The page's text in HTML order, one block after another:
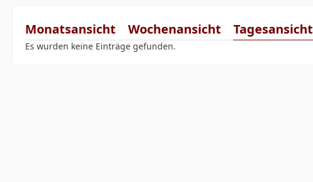
Monatsansicht Wochenansicht Tagesansicht
Es wurden keine Einträge gefunden.